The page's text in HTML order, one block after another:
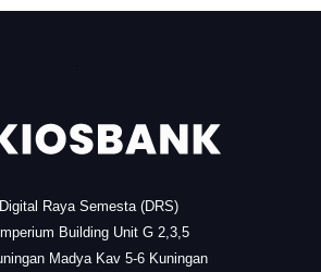
Raya Semesta (DRS)
Building Unit G 2,3,5
Madya Kav 5-6 Kuningan